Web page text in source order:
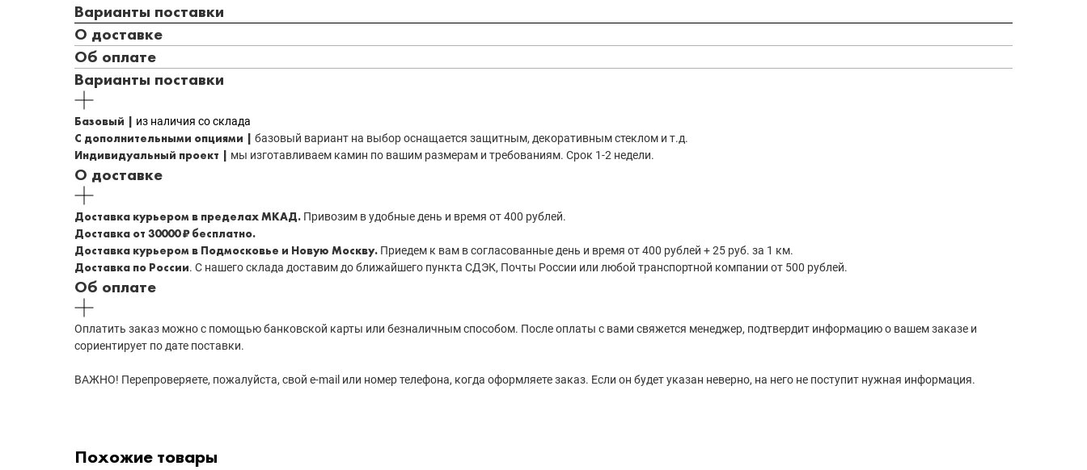
Варианты поставки
О доставке
Об оплате
Варианты поставки
Базовый | из наличия со склада
С дополнительными опциями | базовый вариант на выбор оснащается защитным, декоративным стеклом и т.д.
Индивидуальный проект | мы изготавливаем камин по вашим размерам и требованиям. Срок 1-2 недели.
О доставке
Доставка курьером в пределах МКАД. Привозим в удобные день и время от 400 рублей.
Доставка от 30000 ₽ бесплатно.
Доставка курьером в Подмосковье и Новую Москву. Приедем к вам в согласованные день и время от 400 рублей + 25 руб. за 1 км.
Доставка по России. С нашего склада доставим до ближайшего пункта СДЭК, Почты России или любой транспортной компании от 500 рублей.
Об оплате
Оплатить заказ можно с помощью банковской карты или безналичным способом. После оплаты с вами свяжется менеджер, подтвердит информацию о вашем заказе и
сориентирует по дате поставки.
ВАЖНО! Перепроверяете, пожалуйста, свой e-mail или номер телефона, когда оформляете заказ. Если он будет указан неверно, на него не поступит нужная информация.
Похожие товары